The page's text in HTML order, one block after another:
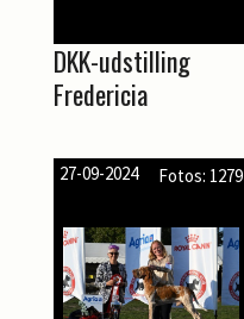
DKK-udstilling
Fredericia
27-09-2024 Fotos: 1279